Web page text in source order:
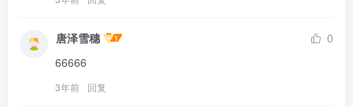
唐泽雪穗
0
66666
3年前 回复